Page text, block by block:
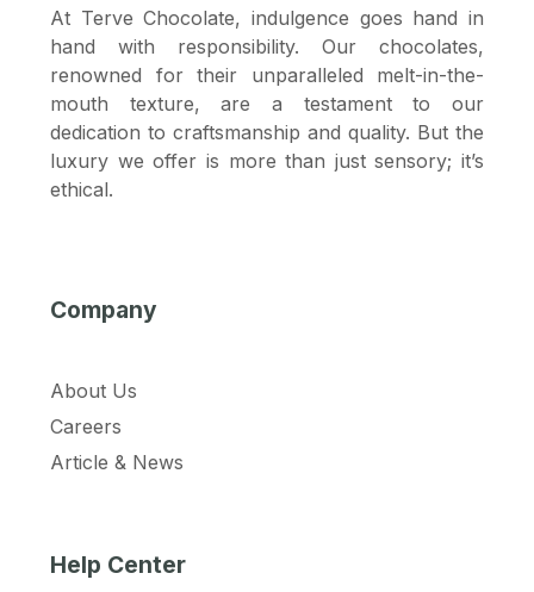
At Terve Chocolate, indulgence goes hand in
hand with responsibility. Our chocolates,
renowned for their unparalleled melt-in-the-
mouth texture, are a testament to our
dedication to craftsmanship and quality. But the
luxury we offer is more than just sensory; it’s
ethical.
Company
About Us
Careers
Article & News
Help Center